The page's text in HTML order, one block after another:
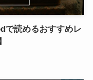
で読めるおすすめレ